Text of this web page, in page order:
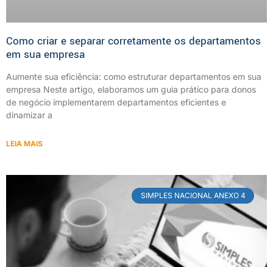
Como criar e separar corretamente os departamentos
em sua empresa
Aumente sua eficiência: como estruturar departamentos em sua
empresa Neste artigo, elaboramos um guia prático para donos
de negócio implementarem departamentos eficientes e
dinamizar a
LEIA MAIS
SIMPLES NACIONAL ANEXO 4